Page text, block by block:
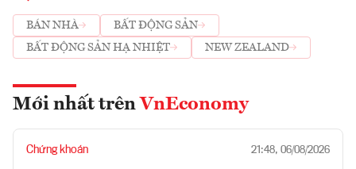
BÁN NHÀ
BẤT ĐỘNG SẢN
BẤT ĐỘNG SẢN HẠ NHIỆT
NEW ZEALAND
Mới nhất trên VnEconomy
Chứng khoán 21:48, 06/08/2026